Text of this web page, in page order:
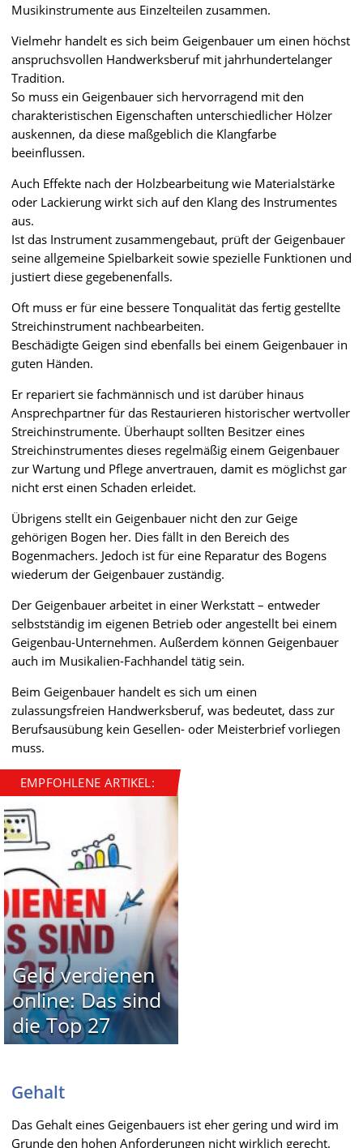
Musikinstrumente aus Einzelteilen zusammen.
Vielmehr handelt es sich beim Geigenbauer um einen höchst
anspruchsvollen Handwerksberuf mit jahrhundertelanger
Tradition.
So muss ein Geigenbauer sich hervorragend mit den
charakteristischen Eigenschaften unterschiedlicher Hölzer
auskennen, da diese maßgeblich die Klangfarbe
beeinflussen.
Auch Effekte nach der Holzbearbeitung wie Materialstärke
oder Lackierung wirkt sich auf den Klang des Instrumentes
aus.
Ist das Instrument zusammengebaut, prüft der Geigenbauer
seine allgemeine Spielbarkeit sowie spezielle Funktionen und
justiert diese gegebenenfalls.
Oft muss er für eine bessere Tonqualität das fertig gestellte
Streichinstrument nachbearbeiten.
Beschädigte Geigen sind ebenfalls bei einem Geigenbauer in
guten Händen.
Er repariert sie fachmännisch und ist darüber hinaus
Ansprechpartner für das Restaurieren historischer wertvoller
Streichinstrumente. Überhaupt sollten Besitzer eines
Streichinstrumentes dieses regelmäßig einem Geigenbauer
zur Wartung und Pflege anvertrauen, damit es möglichst gar
nicht erst einen Schaden erleidet.
Übrigens stellt ein Geigenbauer nicht den zur Geige
gehörigen Bogen her. Dies fällt in den Bereich des
Bogenmachers. Jedoch ist für eine Reparatur des Bogens
wiederum der Geigenbauer zuständig.
Der Geigenbauer arbeitet in einer Werkstatt – entweder
selbstständig im eigenen Betrieb oder angestellt bei einem
Geigenbau-Unternehmen. Außerdem können Geigenbauer
auch im Musikalien-Fachhandel tätig sein.
Beim Geigenbauer handelt es sich um einen
zulassungsfreien Handwerksberuf, was bedeutet, dass zur
Berufsausübung kein Gesellen- oder Meisterbrief vorliegen
muss.
EMPFOHLENE ARTIKEL:
Geld verdienen
online: Das sind
die Top 27
Gehalt
Das Gehalt eines Geigenbauers ist eher gering und wird im
Grunde den hohen Anforderungen nicht wirklich gerecht.